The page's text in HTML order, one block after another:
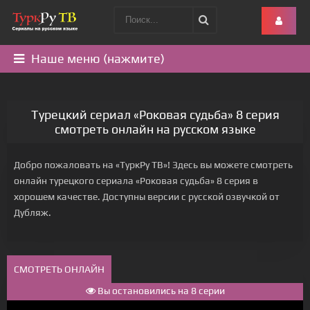
Наше меню (нажмите)
Турецкий сериал «Роковая судьба» 8 серия
смотреть онлайн на русском языке
Добро пожаловать на «ТуркРу ТВ»! Здесь вы можете смотреть
онлайн турецкого сериала «Роковая судьба» 8 серия в
хорошем качестве. Доступны версии с русской озвучкой от
Дубляж.
СМОТРЕТЬ ОНЛАЙН
Вы остановились на 8 серии